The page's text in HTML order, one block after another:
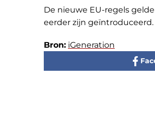
De nieuwe EU-regels
eerder zijn geïntroduceerd.
Bron: iGeneration